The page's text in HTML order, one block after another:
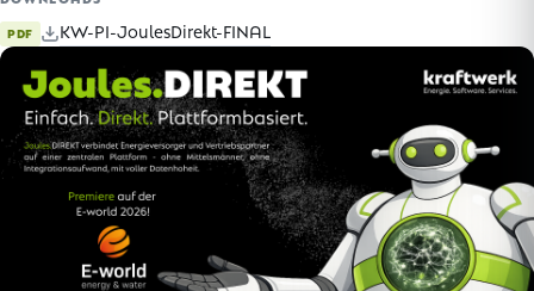
PDF KW-PI-JoulesDirekt-FINAL